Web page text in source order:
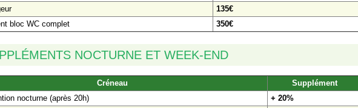
135€
bloc WC complet
350€
NOCTURNE ET WEEK-END
Créneau
Supplément
nocturne (après 20h)
+ 20%